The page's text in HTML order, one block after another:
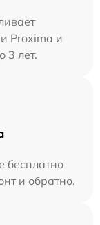
Proxima и
3 лет.
бесплатно
и обратно.